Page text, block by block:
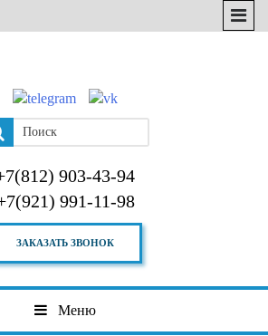
903-43-94
991-11-98
ЗАКАЗАТЬ ЗВОНОК
Меню